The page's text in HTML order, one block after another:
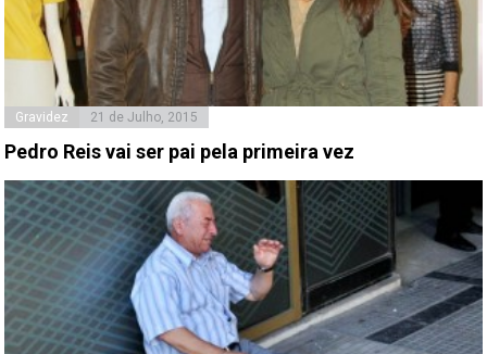
Gravidez 21 de Julho, 2015
Pedro Reis vai ser pai pela primeira vez